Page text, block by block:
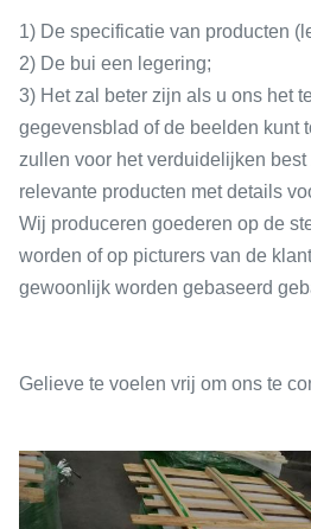
1) De specificatie van producten
2) De bui een legering;
3) Het zal beter zijn als u ons het
gegevensblad of de beelden kunt
zullen voor het verduidelijken
relevante producten met details
Wij produceren goederen op de
worden of op picturers van de
gewoonlijk worden gebaseerd
Gelieve te voelen vrij om ons te